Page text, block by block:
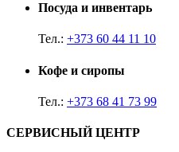
Посуда и инвентарь
Тел.: +373 60 44 11 10
Кофе и сиропы
Тел.: +373 68 41 73 99
СЕРВИСНЫЙ ЦЕНТР